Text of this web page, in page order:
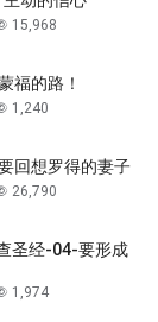
15,968
福的路！
1,240
回想罗得的妻子
26,790
圣经-04-要形成
1,974